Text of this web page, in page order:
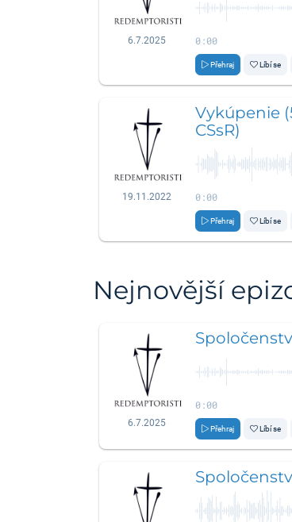
6.7.2025 0:00
Přehraj Líbí se
19.11.2022
Vykúpenie
CSsR)
0:00
Přehraj Líbí se
Nejnovější
6.7.2025
0:00
Přehraj Líbí se